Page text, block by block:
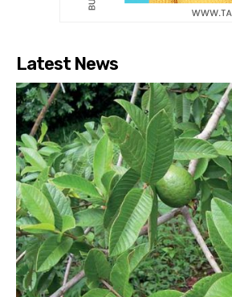
Latest News